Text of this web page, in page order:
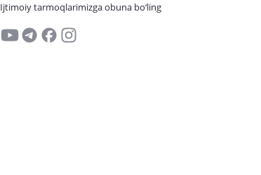
Ijtimoiy tarmoqlarimizga obuna bo‘ling